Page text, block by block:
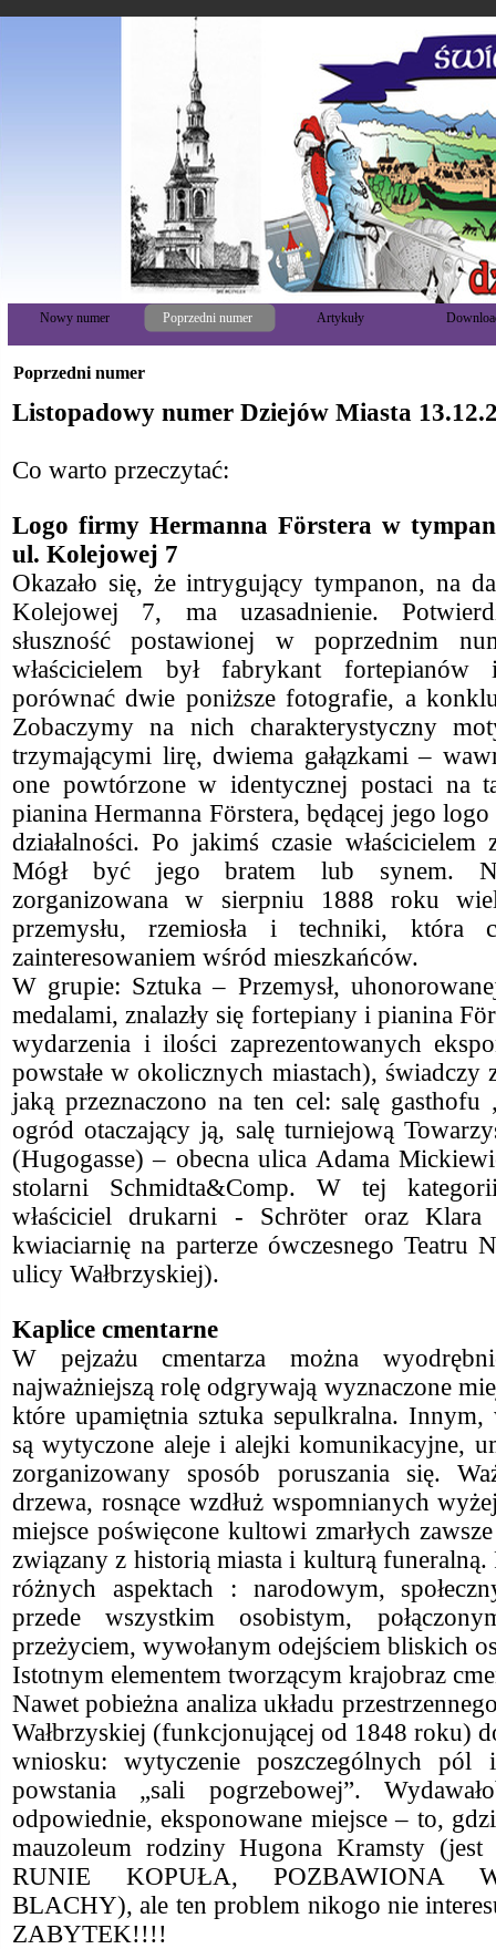
Nowy numer Poprzedni numer Artykuły
Poprzedni numer
Listopadowy numer Dziejów Miasta
Co warto przeczytać:
Logo firmy Hermanna Förstera w
ul. Kolejowej 7
Okazało się, że intrygujący tympanon, na
Kolejowej 7, ma uzasadnienie.
słuszność postawionej w poprzednim
właścicielem był fabrykant
porównać dwie poniższe fotografie, a
Zobaczymy na nich charakterystyczny
trzymającymi lirę, dwiema gałązkami –
one powtórzone w identycznej postaci na
pianina Hermanna Förstera, będącej jego
działalności. Po jakimś czasie właścicielem
Mógł być jego bratem lub synem.
zorganizowana w sierpniu 1888 roku
przemysłu, rzemiosła i techniki, która
zainteresowaniem wśród mieszkańców.
W grupie: Sztuka – Przemysł,
medalami, znalazły się fortepiany i pianina
wydarzenia i ilości zaprezentowanych
powstałe w okolicznych miastach), świadczy
jaką przeznaczono na ten cel: salę gasthofu
ogród otaczający ją, salę turniejową
(Hugogasse) – obecna ulica Adama
stolarni Schmidta&Comp. W tej
właściciel drukarni - Schröter oraz Klara
kwiaciarnię na parterze ówczesnego Teatru
ulicy Wałbrzyskiej).
Kaplice cmentarne
W pejzażu cmentarza można
najważniejszą rolę odgrywają wyznaczone
które upamiętnia sztuka sepulkralna. Innym,
są wytyczone aleje i alejki komunikacyjne,
zorganizowany sposób poruszania się.
drzewa, rosnące wzdłuż wspomnianych
miejsce poświęcone kultowi zmarłych
związany z historią miasta i kulturą funeralną.
różnych aspektach : narodowym,
przede wszystkim osobistym,
przeżyciem, wywołanym odejściem bliskich
Istotnym elementem tworzącym krajobraz
Nawet pobieżna analiza układu
Wałbrzyskiej (funkcjonującej od 1848 roku)
wniosku: wytyczenie poszczególnych pól
powstania „sali pogrzebowej”.
odpowiednie, eksponowane miejsce – to,
mauzoleum rodziny Hugona Kramsty (jest
RUNIE KOPUŁA, POZBAWIONA
BLACHY), ale ten problem nikogo nie
ZABYTEK!!!!